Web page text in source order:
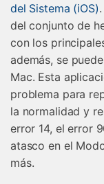
del Sistema (iOS)
del conjunto de
con los
además, se
Mac. Esta
problema para
la normalidad y
error 14, el error
atasco en el
más.